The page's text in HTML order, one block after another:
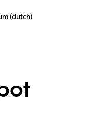
(dutch)